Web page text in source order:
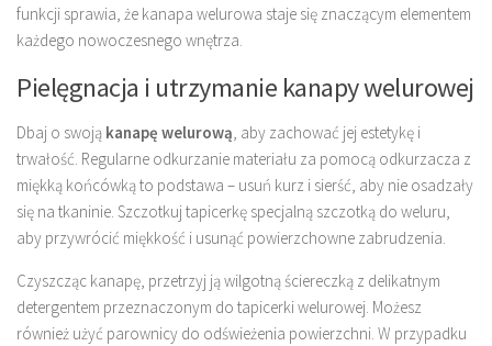
funkcji sprawia, że kanapa welurowa staje się znaczącym elementem
każdego nowoczesnego wnętrza.
Pielęgnacja i utrzymanie kanapy welurowej
Dbaj o swoją kanapę welurową, aby zachować jej estetykę i
trwałość. Regularne odkurzanie materiału za pomocą odkurzacza z
miękką końcówką to podstawa – usuń kurz i sierść, aby nie osadzały
się na tkaninie. Szczotkuj tapicerkę specjalną szczotką do weluru,
aby przywrócić miękkość i usunąć powierzchowne zabrudzenia.
Czyszcząc kanapę, przetrzyj ją wilgotną ściereczką z delikatnym
detergentem przeznaczonym do tapicerki welurowej. Możesz
również użyć parownicy do odświeżenia powierzchni. W przypadku